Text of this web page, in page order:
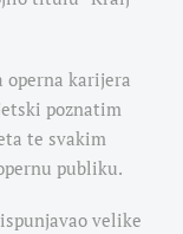
operna karijera
poznatim
te svakim
publiku.
velike